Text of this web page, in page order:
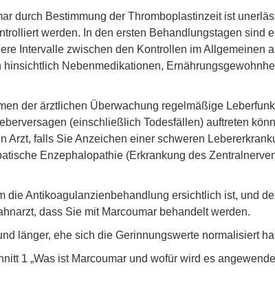
durch Bestimmung der Thromboplastinzeit ist
werden. In den ersten Behandlungstagen sind
Intervalle zwischen den Kontrollen im Allgemeinen
Nebenmedikationen,
der ärztlichen Überwachung regelmäßige
(einschließlich Todesfällen) auftreten
Arzt, falls Sie Anzeichen einer schweren
Enzephalopathie (Erkrankung des
die Antikoagulanzienbehandlung ersichtlich ist, und
dass Sie mit Marcoumar behandelt werden.
länger, ehe sich die Gerinnungswerte normalisiert
1 „Was ist Marcoumar und wofür wird es